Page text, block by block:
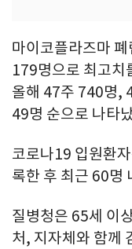
마이코플라즈마
179명으로 최고치
올해 47주 740명,
49명 순으로 나타
코로나19 입원환
록한 후 최근 60명
질병청은 65세 이
처, 지자체와 함께